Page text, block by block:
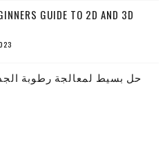
GUIDE TO 2D AND 3D
حل بسيط لمعالجة رطوبة